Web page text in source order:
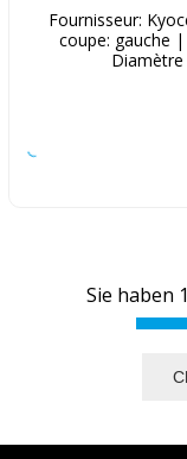
Fournisseur:
coupe: gauche
Sie haben